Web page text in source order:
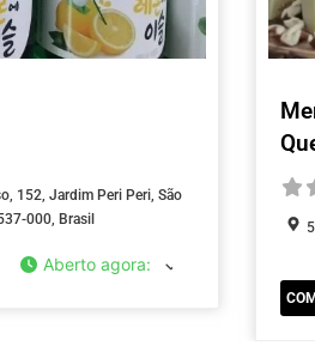
152, Jardim Peri Peri, São
000, Brasil
Aberto agora: